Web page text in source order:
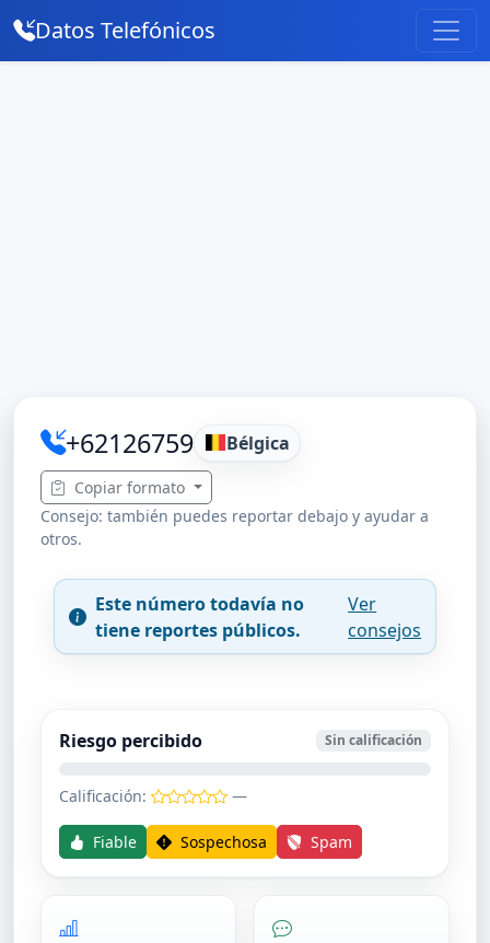
Datos Telefónicos
+62126759 Bélgica
Copiar formato
Consejo: también puedes reportar debajo y ayudar a
otros.
Este número todavía no
tiene reportes públicos.
Ver
consejos
Riesgo percibido Sin calificación
Calificación: —
Fiable Sospechosa Spam